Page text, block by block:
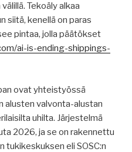
Tekoäly alkaa
siitä, kenellä on paras
pintaa, jolla päätökset
ai-is-ending-shippings-
ovat yhteistyössä
alusten valvonta-alustan
uhilta. Järjestelmä
2026, ja se on rakennettu
tukikeskuksen eli SOSC:n